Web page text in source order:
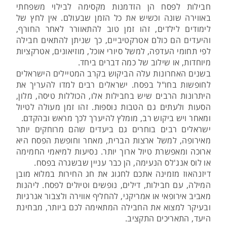
חבילות לפסח הן הזדמנות מקסימה לבילוי משפחתי
באווירה שונה וכשיש את כל הזמן שבעולם. אין לחץ של
לימודים לילדים, זהו זמן טוב להתאוורר לאחר החורף,
והיעדים הם כולם אטרקטיביים, כך שניתן להתאים חבילה
לפי תחומי העדפה, למשל סיורי אוכל, מוזיאונים, אטרקציות
מיוחדות, או שילוב של כמה דברים ביחד.
בשנים האחרונות עלה הביקוש בקרב המטיילים הישראלים
לחופשות בחו"ל בפסח. ישראלים רבים למדו להעריך את
היתרונות הרבים שיש בחבילות אלו, הכוללות טיסה, מלון,
הסעות ולעתים גם הטבות נוספות. זהו זמן מעולה לטיול
ומאחר ויש ביקוש רב, מומלץ להיערך לכך מראש ובהקדם.
ישראלים רבים בוחרים גם ביעדים שהם מרוחקים יותר
מאירופה, למשל ארצות הברית, מאחר וחופשת הפסח היא
ארוכה ומאפשרת טיול ארוך יותר. נסיעות למיאמי החמימה
או לוס אנג'לס הנעימה, הן כבר עניין שבשגרה בפסח.
דיזנהאוז מזמינה אתכם לחגוג את חג החירות במלוא מובן
המילה, עם חבילות, דילים, נופשים וטיולים לפסח. ליהנות
מאביב אירופאי או אמריקני, להחליף אווירה ולצבור אנרגיות
ובעיקר למצוא את החבילה המתאימה לכם ביותר, מבחינת
היעד, התאריכים התקציב.